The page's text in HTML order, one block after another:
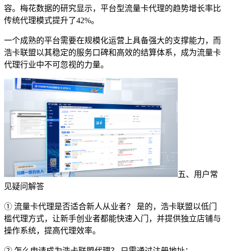
容。梅花数据的研究显示，平台型流量卡代理的趋势增长率比
传统代理模式提升了42%。
一个成熟的平台需要在规模化运营上具备强大的支撑能力，而
浩卡联盟以其稳定的服务口碑和高效的结算体系，成为流量卡
代理行业中不可忽视的力量。
五、用户常
见疑问解答
① 流量卡代理是否适合新人从业者？ 是的，浩卡联盟以低门
槛代理方式，让新手创业者都能快速入门，并提供独立店铺与
操作系统，提高代理效率。